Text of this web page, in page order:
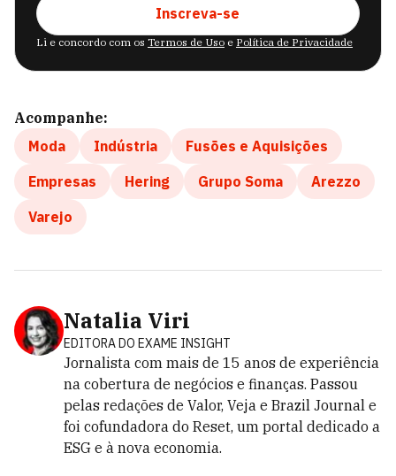
Inscreva-se
Li e concordo com os Termos de Uso e Política de Privacidade
Acompanhe:
Moda
Indústria
Fusões e Aquisições
Empresas
Hering Grupo Soma
Arezzo
Varejo
Natalia Viri
EDITORA DO EXAME INSIGHT
Jornalista com mais de 15 anos de experiência
na cobertura de negócios e finanças. Passou
pelas redações de Valor, Veja e Brazil Journal e
foi cofundadora do Reset, um portal dedicado a
ESG e à nova economia.